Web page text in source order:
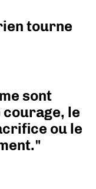
tourne
sont
courage, le
ou le